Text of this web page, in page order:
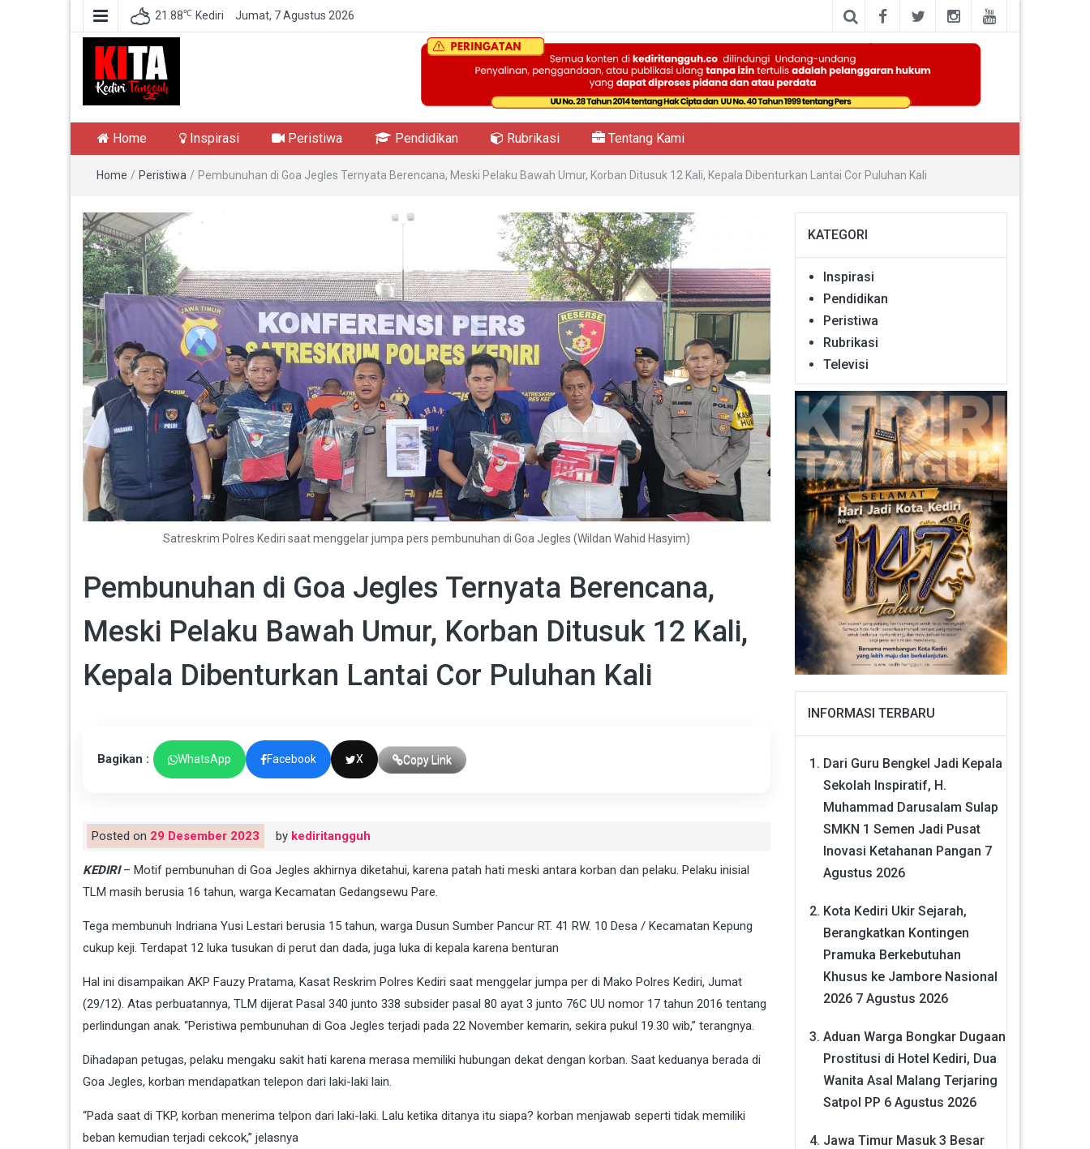
21.88℃ Kediri Jumat, 7 Agustus 2026
Kediri Tangguh
Home Inspirasi Peristiwa Pendidikan Rubrikasi Tentang Kami
Home / Peristiwa / Pembunuhan di Goa Jegles Ternyata Berencana, Meski Pelaku Bawah Umur, Korban Ditusuk 12 Kali, Kepala Dibenturkan Lantai Cor Puluhan Kali
Satreskrim Polres Kediri saat menggelar jumpa pers pembunuhan di Goa Jegles (Wildan Wahid Hasyim)
Pembunuhan di Goa Jegles Ternyata Berencana,
Meski Pelaku Bawah Umur, Korban Ditusuk 12 Kali,
Kepala Dibenturkan Lantai Cor Puluhan Kali
Bagikan : WhatsApp Facebook X Copy Link
Posted on 29 Desember 2023 by kediritangguh
KEDIRI– Motif pembunuhan di Goa Jegles akhirnya diketahui, karena patah hati meski antara korban dan pelaku. Pelaku inisial
TLM masih berusia 16 tahun, warga Kecamatan Gedangsewu Pare.
Tega membunuh Indriana Yusi Lestari berusia 15 tahun, warga Dusun Sumber Pancur RT. 41 RW. 10 Desa / Kecamatan Kepung
cukup keji. Terdapat 12 luka tusukan di perut dan dada, juga luka di kepala karena benturan
Hal ini disampaikan AKP Fauzy Pratama, Kasat Reskrim Polres Kediri saat menggelar jumpa per di Mako Polres Kediri, Jumat
(29/12). Atas perbuatannya, TLM dijerat Pasal 340 junto 338 subsider pasal 80 ayat 3 junto 76C UU nomor 17 tahun 2016 tentang
perlindungan anak. “Peristiwa pembunuhan di Goa Jegles terjadi pada 22 November kemarin, sekira pukul 19.30 wib,” terangnya.
Dihadapan petugas, pelaku mengaku sakit hati karena merasa memiliki hubungan dekat dengan korban. Saat keduanya berada di
Goa Jegles, korban mendapatkan telepon dari laki-laki lain.
“Pada saat di TKP, korban menerima telpon dari laki-laki. Lalu ketika ditanya itu siapa? korban menjawab seperti tidak memiliki
beban kemudian terjadi cekcok,” jelasnya
KATEGORI
Inspirasi
Pendidikan
Peristiwa
Rubrikasi
Televisi
INFORMASI TERBARU
Dari Guru Bengkel Jadi Kepala
Sekolah Inspiratif, H.
Muhammad Darusalam Sulap
SMKN 1 Semen Jadi Pusat
Inovasi Ketahanan Pangan 7
Agustus 2026
Kota Kediri Ukir Sejarah,
Berangkatkan Kontingen
Pramuka Berkebutuhan
Khusus ke Jambore Nasional
2026 7 Agustus 2026
Aduan Warga Bongkar Dugaan
Prostitusi di Hotel Kediri, Dua
Wanita Asal Malang Terjaring
Satpol PP 6 Agustus 2026
Jawa Timur Masuk 3 Besar